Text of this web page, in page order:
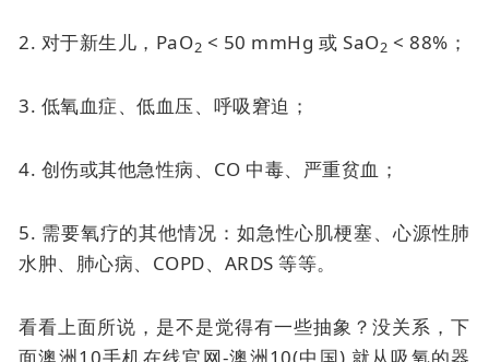
2. 对于新生儿，PaO2 < 50 mmHg 或 SaO2 < 88%；
3. 低氧血症、低血压、呼吸窘迫；
4. 创伤或其他急性病、CO 中毒、严重贫血；
5. 需要氧疗的其他情况：如急性心肌梗塞、心源性肺
水肿、肺心病、COPD、ARDS 等等。
看看上面所说，是不是觉得有一些抽象？没关系，下
面澳洲10手机在线官网-澳洲10(中国) 就从吸氧的器